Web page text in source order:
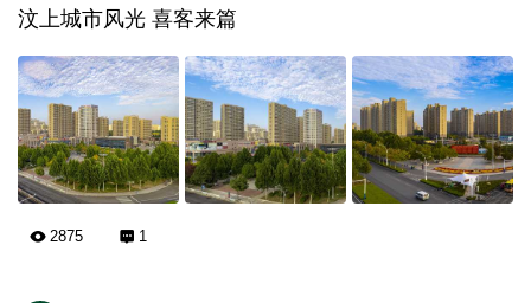
汶上城市风光 喜客来篇
2875 1